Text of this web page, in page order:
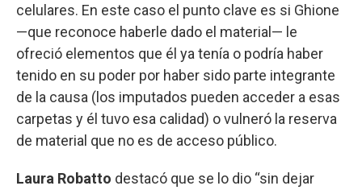
celulares. En este caso el punto clave es si Ghione
—que reconoce haberle dado el material— le
ofreció elementos que él ya tenía o podría haber
tenido en su poder por haber sido parte integrante
de la causa (los imputados pueden acceder a esas
carpetas y él tuvo esa calidad) o vulneró la reserva
de material que no es de acceso público.
Laura Robatto destacó que se lo dio “sin dejar